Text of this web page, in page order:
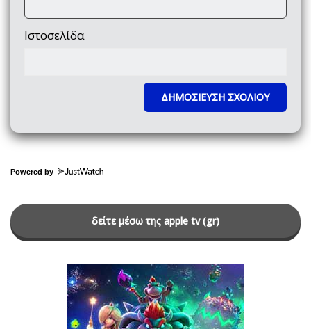
Ιστοσελίδα
Powered by
δείτε μέσω της apple tv (gr)